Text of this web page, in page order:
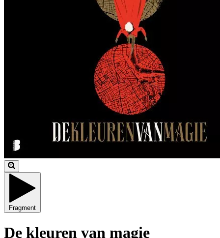
Fragment
De kleuren van magie